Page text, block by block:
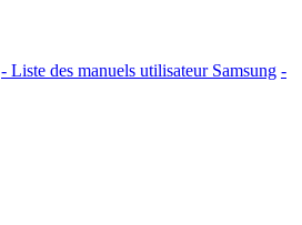
- Liste des manuels utilisateur Samsung -